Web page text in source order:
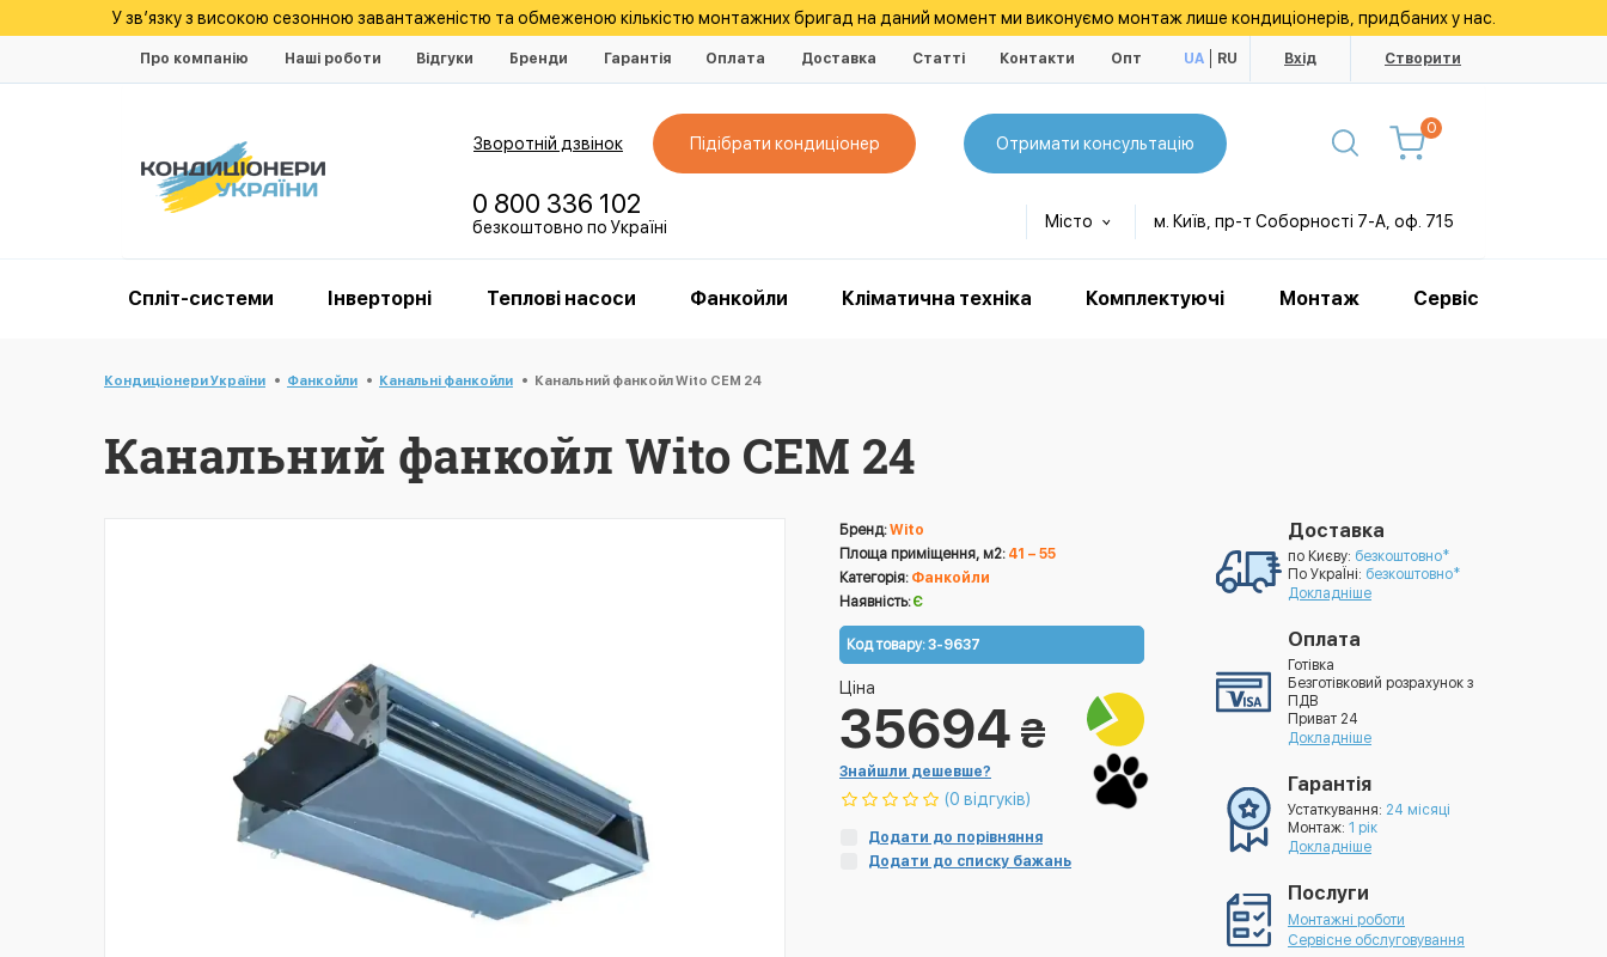
У зв’язку з високою сезонною завантаженістю та обмеженою кількістю монтажних бригад на даний момент ми виконуємо монтаж лише кондиціонерів, придбаних у нас.
Про компанію Наші роботи Відгуки Бренди Гарантія Оплата Доставка Статті Контакти Опт UA RU Вхід Створити
Зворотній дзвінок Підібрати кондиціонер Отримати консультацію
0
0 800 336 102
безкоштовно по Україні Місто м. Київ, пр-т Соборності 7-А, оф. 715
Спліт-системи Інверторні Теплові насоси Фанкойли Кліматична техніка Комплектуючі Монтаж Сервіс
Кондиціонери України Фанкойли Канальні фанкойли Канальний фанкойл Wito CEM 24
Канальний фанкойл Wito CEM 24
Бренд:Wito
Площа приміщення, м2: 41 – 55
Категорія: Фанкойли
Наявність:Є
Код товару:3-9637
Ціна
35694 ₴
Знайшли дешевше?
(0 відгуків)
Додати до порівняння
Додати до списку бажань
Доставка
по Києву: безкоштовно*
По УкраЇні: безкоштовно*
Докладніше
Оплата
Готівка
Безготівковий розрахунок з
ПДВ
Приват 24
Докладніше
Гарантія
Устаткування: 24 місяці
Монтаж: 1 рік
Докладніше
Послуги
Монтажні роботи
Сервісне обслуговування